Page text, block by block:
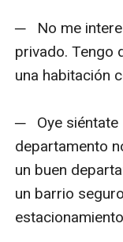
─   No me
privado. Tengo
una habitación
─   Oye
departamento
un buen
un barrio